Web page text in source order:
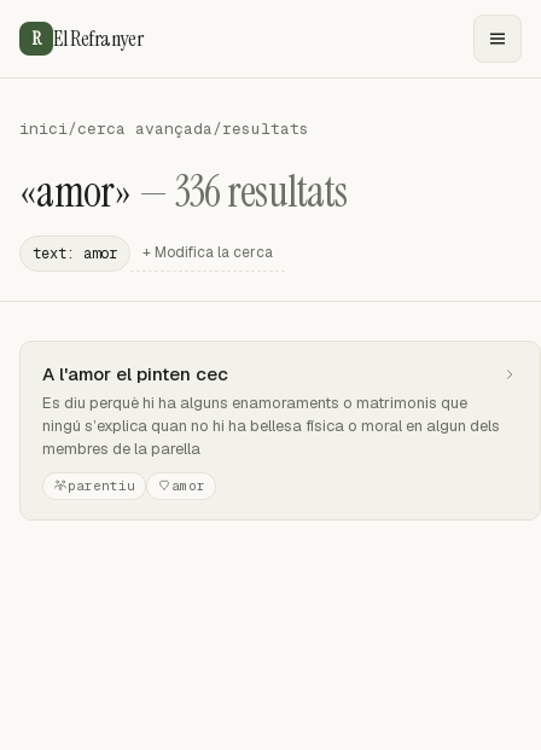
R El Refranyer
inici/cerca avançada/resultats
«amor» — 336 resultats
text: amor + Modifica la cerca
A l'amor el pinten cec
Es diu perquè hi ha alguns enamoraments o matrimonis que
ningú s’explica quan no hi ha bellesa física o moral en algun dels
membres de la parella
parentiu amor